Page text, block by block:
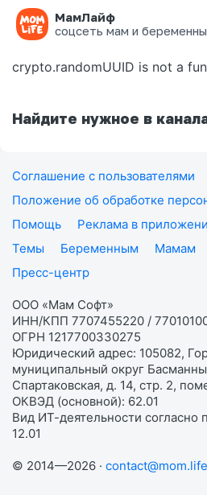
МамЛайф
соцсеть мам и
Ошибка на
crypto.randomUUID is not a
Найдите нужное в
Соглашение с пользователями
Положение об обработке
Помощь
Реклама в
Темы
Беременным Мамам
Пресс-центр
ООО «Мам Софт»
ИНН/КПП 7707455220 /
ОГРН 1217700330275
Юридический адрес: 105082,
муниципальный округ
Спартаковская, д. 14, стр. 2,
ОКВЭД (основной): 62.01
Вид ИТ-деятельности согласно
12.01
© 2014—2026 · contact@mom.life